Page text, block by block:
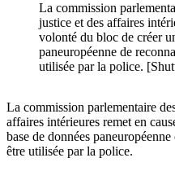
La commission
justice et des affaires
volonté du bloc de créer
paneuropéenne de
utilisée par la police.
La commission parlementaire
affaires intérieures remet en
base de données
être utilisée par la police.